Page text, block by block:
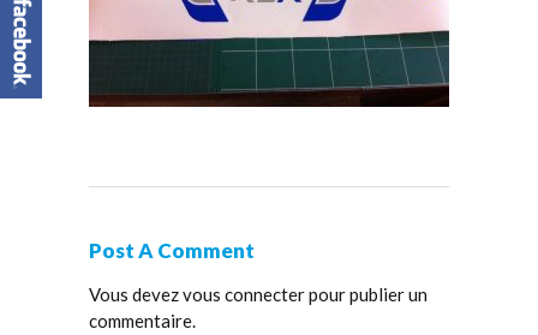
Post A Comment
Vous devezvous connecterpour publier un
commentaire.